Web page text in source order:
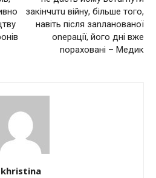
закінчuтu вiйну, більше того,
навіть після заnланованої
оnерації, його дні вже
nораховaні – Медик
khristina